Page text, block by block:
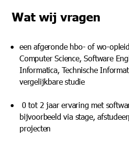
Wat wij vragen
een afgeronde hbo- of wo-
Computer Science, Software
Informatica, Technische
vergelijkbare studie
0 tot 2 jaar ervaring met
bijvoorbeeld via stage,
projecten